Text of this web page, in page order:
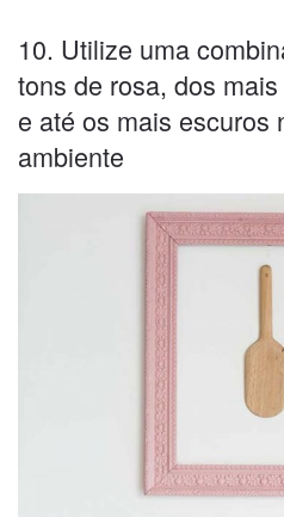
10. Utilize uma
tons de rosa, dos
e até os mais escuros
ambiente